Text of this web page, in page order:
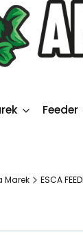
Feeder
Marek ESCA